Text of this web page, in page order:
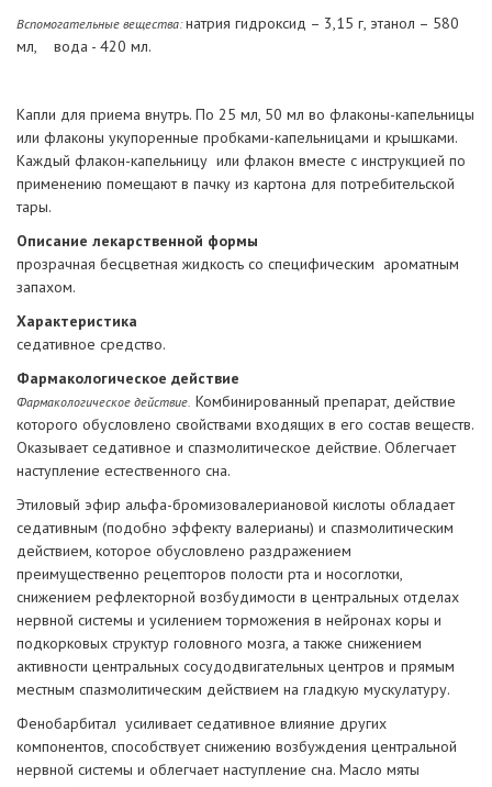
Вспомогательные вещества:натрия гидроксид – 3,15 г, этанол – 580
мл, вода - 420 мл.
Капли для приема внутрь. По 25 мл, 50 мл во флаконы-капельницы
или флаконы укупоренные пробками-капельницами и крышками.
Каждый флакон-капельницу или флакон вместе с инструкцией по
применению помещают в пачку из картона для потребительской
тары.
Описание лекарственной формы
прозрачная бесцветная жидкость со специфическим ароматным
запахом.
Характеристика
седативное средство.
Фармакологическое действие
Фармакологическое действие. Комбинированный препарат, действие
которого обусловлено свойствами входящих в его состав веществ.
Оказывает седативное и спазмолитическое действие. Облегчает
наступление естественного сна.
Этиловый эфир альфа-бромизовалериановой кислоты обладает
седативным (подобно эффекту валерианы) и спазмолитическим
действием, которое обусловлено раздражением
преимущественно рецепторов полости рта и носоглотки,
снижением рефлекторной возбудимости в центральных отделах
нервной системы и усилением торможения в нейронах коры и
подкорковых структур головного мозга, а также снижением
активности центральных сосудодвигательных центров и прямым
местным спазмолитическим действием на гладкую мускулатуру.
Фенобарбитал усиливает седативное влияние других
компонентов, способствует снижению возбуждения центральной
нервной системы и облегчает наступление сна. Масло мяты